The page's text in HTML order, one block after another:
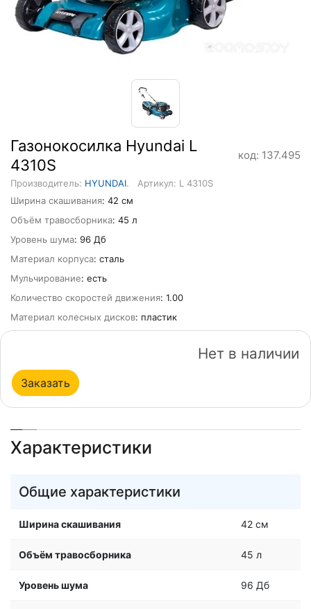
Газонокосилка Hyundai L
4310S
код: 137.495
Производитель: HYUNDAI.
Артикул: L 4310S
Ширина скашивания: 42 см
Объём травосборника: 45 л
Уровень шума: 96 Дб
Материал корпуса: сталь
Мульчирование: есть
Количество скоростей движения: 1.00
Материал колесных дисков: пластик
Нет в наличии
Заказать
Характеристики
Общие характеристики
Ширина скашивания 42 см
Объём травосборника 45 л
Уровень шума 96 Дб